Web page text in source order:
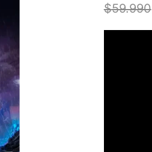
$59.990